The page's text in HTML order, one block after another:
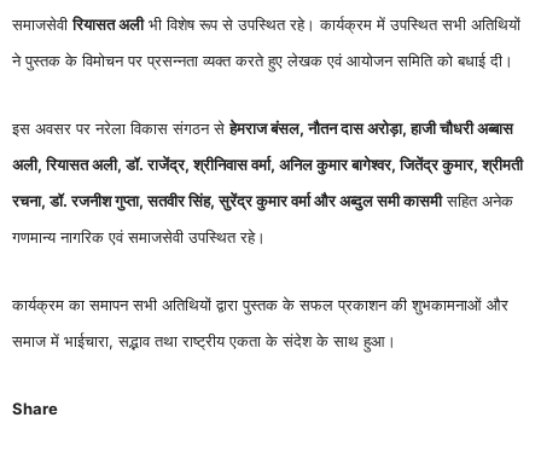
समाजसेवीरियासत अलीभी विशेष रूप से उपस्थित रहे। कार्यक्रम में उपस्थित सभी अतिथियों
ने पुस्तक के विमोचन पर प्रसन्नता व्यक्त करते हुए लेखक एवं आयोजन समिति को बधाई दी।
इस अवसर पर नरेला विकास संगठन सेहेमराज बंसल, नौतन दास अरोड़ा, हाजी चौधरी अब्बास
अली, रियासत अली, डॉ. राजेंद्र, श्रीनिवास वर्मा, अनिल कुमार बागेश्वर, जितेंद्र कुमार, श्रीमती
रचना, डॉ. रजनीश गुप्ता, सतवीर सिंह, सुरेंद्र कुमार वर्मा और अब्दुल समी कासमीसहित अनेक
गणमान्य नागरिक एवं समाजसेवी उपस्थित रहे।
कार्यक्रम का समापन सभी अतिथियों द्वारा पुस्तक के सफल प्रकाशन की शुभकामनाओं और
समाज में भाईचारा, सद्भाव तथा राष्ट्रीय एकता के संदेश के साथ हुआ।
Share